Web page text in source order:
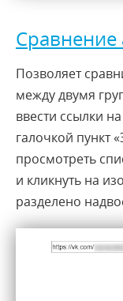
Сравнение
Позволяет
между двумя
ввести ссылки
галочкой пункт
просмотреть
и кликнуть на
разделено